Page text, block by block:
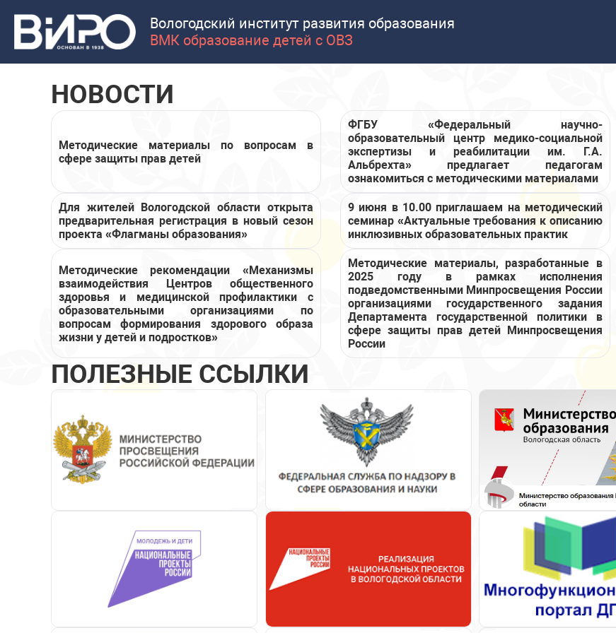
Вологодский институт развития образования
ВМК образование детей с ОВЗ
НОВОСТИ
Методические материалы по вопросам в
сфере защиты прав детей
ФГБУ «Федеральный научно-
образовательный центр медико-социальной
экспертизы и реабилитации им. Г.А.
Альбрехта» предлагает педагогам
ознакомиться с методическими материалами
Для жителей Вологодской области открыта
предварительная регистрация в новый сезон
проекта «Флагманы образования»
9 июня в 10.00 приглашаем на методический
семинар «Актуальные требования к описанию
инклюзивных образовательных практик
Методические рекомендации «Механизмы
взаимодействия Центров общественного
здоровья и медицинской профилактики с
образовательными организациями по
вопросам формирования здорового образа
жизни у детей и подростков»
Методические материалы, разработанные в
2025 году в рамках исполнения
подведомственными Минпросвещения России
организациями государственного задания
Департамента государственной политики в
сфере защиты прав детей Минпросвещения
России
ПОЛЕЗНЫЕ ССЫЛКИ